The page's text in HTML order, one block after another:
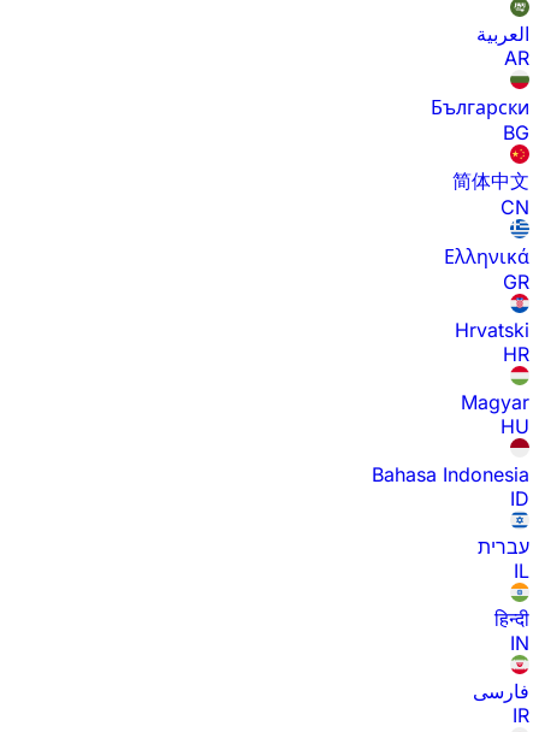
العربية
AR
Български
BG
简体中文
CN
Ελληνικά
GR
Hrvatski
HR
Magyar
HU
Bahasa Indonesia
ID
עברית
IL
हिन्दी
IN
فارسی
IR